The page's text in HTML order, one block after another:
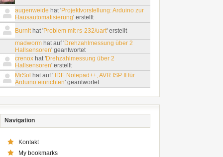
augenweide hat 'Projektvorstellung: Arduino zur
Hausautomatisierung' erstellt
Burnithat 'Problem mit rs-232/uart' erstellt
madworm hat auf 'Drehzahlmessung über 2
Hallsensoren' geantwortet
crenox hat 'Drehzahlmessung über 2
Hallsensoren' erstellt
MrSol hat auf ' IDE Notepad++, AVR ISP II für
Arduino einrichten' geantwortet
Navigation
Kontakt
My bookmarks